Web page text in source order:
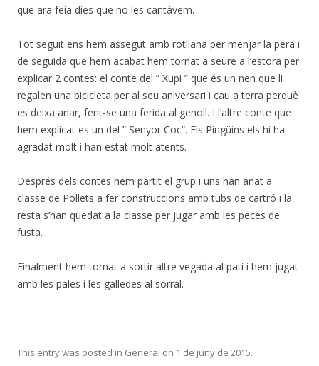
que ara feia dies que no les cantàvem.
Tot seguit ens hem assegut amb rotllana per menjar la pera i
de seguida que hem acabat hem tornat a seure a l’estora per
explicar 2 contes: el conte del ” Xupi ” que és un nen que li
regalen una bicicleta per al seu aniversari i cau a terra perquè
es deixa anar, fent-se una ferida al genoll. I l’altre conte que
hem explicat es un del ” Senyor Coc”. Els Pingüins els hi ha
agradat molt i han estat molt atents.
Després dels contes hem partit el grup i uns han anat a
classe de Pollets a fer construccions amb tubs de cartró i la
resta s’han quedat a la classe per jugar amb les peces de
fusta.
Finalment hem tornat a sortir altre vegada al pati i hem jugat
amb les pales i les galledes al sorral.
This entry was posted in General on 1 de juny de 2015.